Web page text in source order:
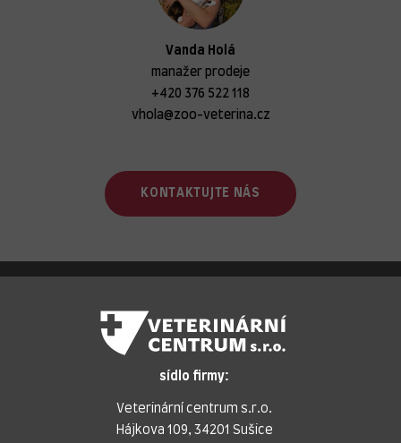
Vanda Holá
manažer prodeje
+420 376 522 118
vhola@zoo-veterina.cz
KONTAKTUJTE NÁS
sídlo firmy:
Veterinární centrum s.r.o.
Hájkova 109, 34201 Sušice